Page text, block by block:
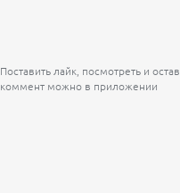
Поставить лайк, посмотреть и
коммент можно в приложении